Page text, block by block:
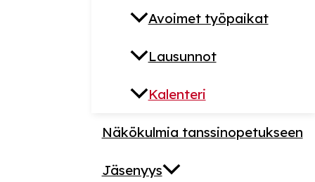
Avoimet työpaikat
Lausunnot
Kalenteri
Näkökulmia tanssinopetukseen
Jäsenyys